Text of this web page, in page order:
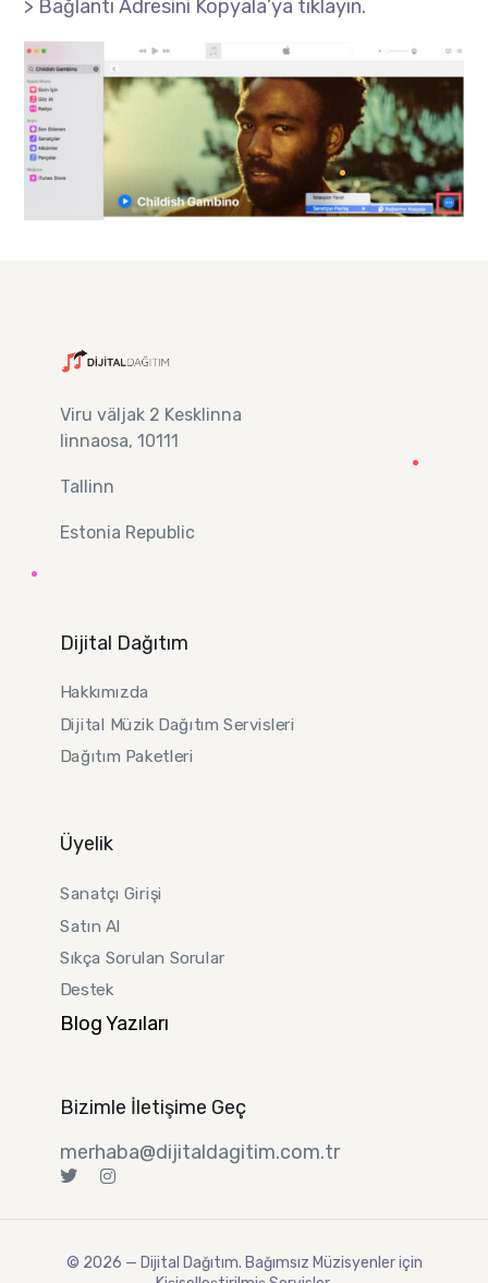
> Bağlantı Adresini Kopyala’ya tıklayın.
Viru väljak 2 Kesklinna
linnaosa, 10111
Tallinn
Estonia Republic
Dijital Dağıtım
Hakkımızda
Dijital Müzik Dağıtım Servisleri
Dağıtım Paketleri
Üyelik
Sanatçı Girişi
Satın Al
Sıkça Sorulan Sorular
Destek
Blog Yazıları
Bizimle İletişime Geç
merhaba@dijitaldagitim.com.tr
©️ 2026 — Dijital Dağıtım. Bağımsız Müzisyenler için